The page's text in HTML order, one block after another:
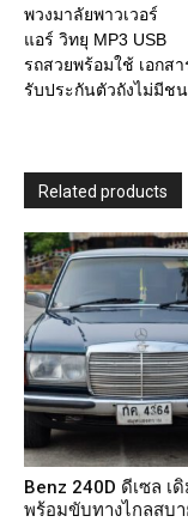
พวงมาลัยพาวเวอร์
แอร์ วิทยุ MP3 USB
รถสวยพร้อมใช้ เอกส
รับประกันตัวถังไม่มีช
Related products
Benz 240D ดีเซล เ
พร้อมขับทางไกลสบา